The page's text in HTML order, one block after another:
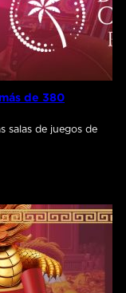
de 380
salas de juegos de